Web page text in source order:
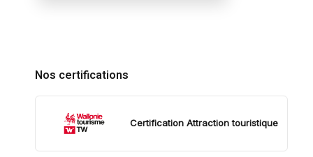
Nos certifications
Certification Attraction touristique